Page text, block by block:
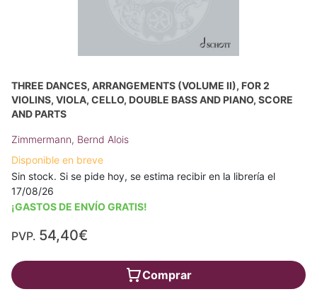
THREE DANCES, ARRANGEMENTS (VOLUME II), FOR 2
VIOLINS, VIOLA, CELLO, DOUBLE BASS AND PIANO, SCORE
AND PARTS
Zimmermann, Bernd Alois
Disponible en breve
Sin stock. Si se pide hoy, se estima recibir en la librería el
17/08/26
¡GASTOS DE ENVÍO GRATIS!
PVP. 54,40€
Comprar